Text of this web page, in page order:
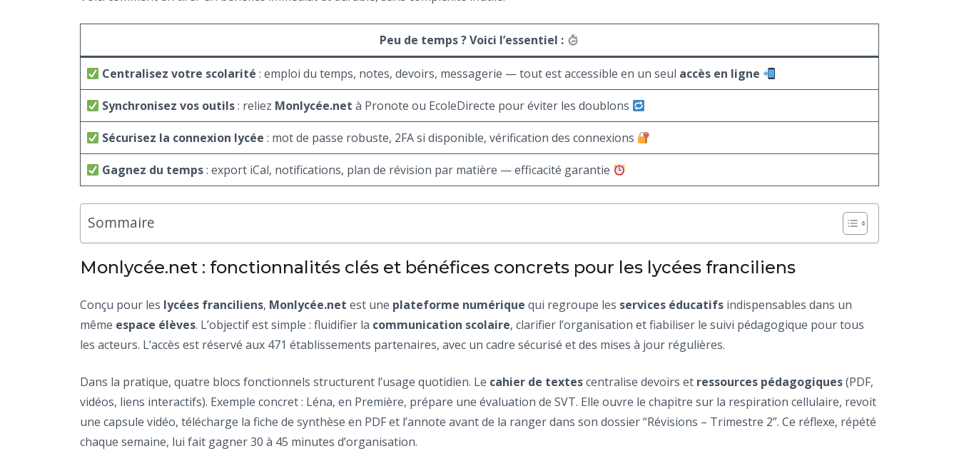
Peu de temps ? Voici l’essentiel :
Centralisez votre scolarité : emploi du temps, notes, devoirs, messagerie — tout est accessible en un seul accès en ligne
Synchronisez vos outils: reliez Monlycée.net à Pronote ou EcoleDirecte pour éviter les doublons
Sécurisez la connexion lycée : mot de passe robuste, 2FA si disponible, vérification des connexions
Gagnez du temps: export iCal, notifications, plan de révision par matière — efficacité garantie
Sommaire
Monlycée.net : fonctionnalités clés et bénéfices concrets pour les lycées franciliens
Conçu pour les lycées franciliens, Monlycée.net est une plateforme numérique qui regroupe les services éducatifs indispensables dans un
même espace élèves. L’objectif est simple : fluidifier la communication scolaire, clarifier l’organisation et fiabiliser le suivi pédagogique pour tous
les acteurs. L’accès est réservé aux 471 établissements partenaires, avec un cadre sécurisé et des mises à jour régulières.
Dans la pratique, quatre blocs fonctionnels structurent l’usage quotidien. Le cahier de textescentralise devoirs et ressources pédagogiques(PDF,
vidéos, liens interactifs). Exemple concret : Léna, en Première, prépare une évaluation de SVT. Elle ouvre le chapitre sur la respiration cellulaire, revoit
une capsule vidéo, télécharge la fiche de synthèse en PDF et l’annote avant de la ranger dans son dossier “Révisions – Trimestre 2”. Ce réflexe, répété
chaque semaine, lui fait gagner 30 à 45 minutes d’organisation.